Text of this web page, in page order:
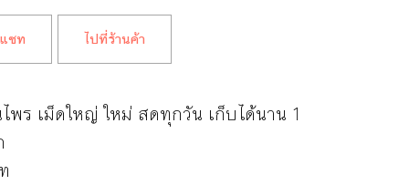
ชท ไปที่ร้านค้า
พร เม็ดใหญ่ ใหม่ สดทุกวัน เก็บได้นาน 1